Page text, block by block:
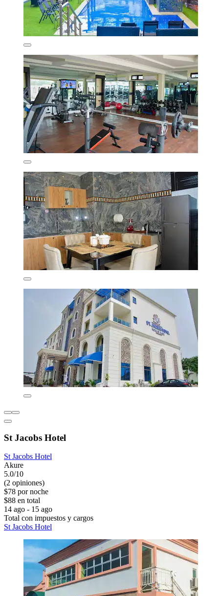
St Jacobs Hotel
St Jacobs Hotel
Akure
5.0/10
(2 opiniones)
$78 por noche
$88 en total
14 ago - 15 ago
Total con impuestos y cargos
St Jacobs Hotel